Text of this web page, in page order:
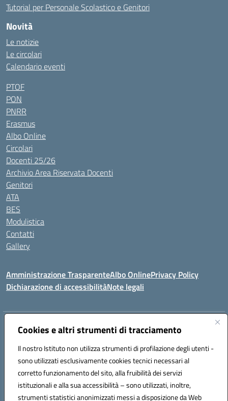
Cookies e altri strumenti di tracciamento
Il nostro Istituto non utilizza strumenti di profilazione degli utenti -
sono utilizzati esclusivamente cookies tecnici necessari al
corretto funzionamento del sito, alla fruibilità dei servizi
istituzionali e alla sua accessibilità – sono utilizzati, inoltre,
strumenti statistici anonimizzati messi a disposizione da Web
Tutorial per Personale Scolastico e Genitori
Novità
Le notizie
Le circolari
Calendario eventi
PTOF
PON
PNRR
Erasmus
Albo Online
Circolari
Docenti 25/26
Archivio Area Riservata Docenti
Genitori
ATA
BES
Modulistica
Contatti
Gallery
Amministrazione TrasparenteAlbo OnlinePrivacy Policy
Dichiarazione di accessibilitàNote legali
Indirizzo:Via Coniugi Crigna – Cap. 89861 – Tropea (VV)
Posta elettronica certificata (PEC):vvic82200d@pec.istruzione.it
Codice fiscale: 96012410799
Codice meccanografico:VVIC82200D
Codice Indice delle Pubbliche Amministrazioni (IPA): istsc_vvic82200d